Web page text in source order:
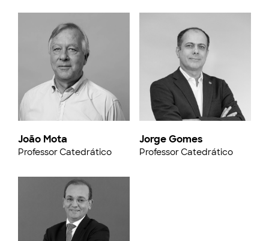
João Mota
Professor Catedrático
Jorge Gomes
Professor Catedrático